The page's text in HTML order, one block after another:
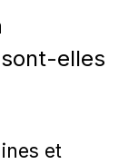
elles
et